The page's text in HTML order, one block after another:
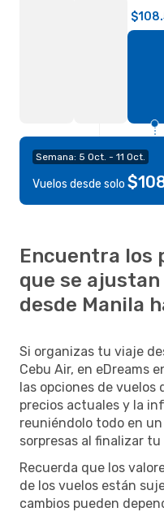
Semana: 5 Oct. - 11 Oct.
Vuelos desde solo
Encuentra los
que se
desde Manila
Si organizas tu viaje
Cebu Air, en eDreams
las opciones de vuelos
precios actuales y la
reuniéndolo todo en
sorpresas al finalizar tu
Recuerda que los
de los vuelos están
cambios pueden